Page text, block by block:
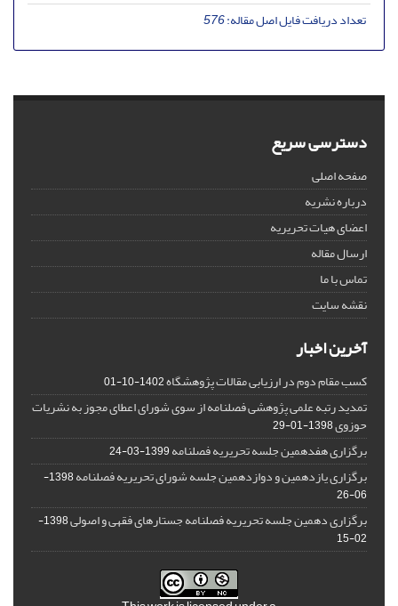
تعداد دریافت فایل اصل مقاله:576
دسترسی سریع
صفحه اصلی
درباره نشریه
اعضای هیات تحریریه
ارسال مقاله
تماس با ما
نقشه سایت
آخرین اخبار
کسب مقام دوم در ارزیابی مقالات پژوهشگاه1402-10-01
تمدید رتبه علمی پژوهشی فصلنامه از سوی شورای اعطای مجوز به نشریات
حوزوی1398-01-29
برگزاری هفدهمین جلسه تحریریه فصلنامه1399-03-24
برگزاری یازدهمین و دوازدهمین جلسه شورای تحریریه فصلنامه
1398-
06-26
برگزاری دهمین جلسه تحریریه فصلنامه جستارهای فقهی و اصولی
1398-
02-15